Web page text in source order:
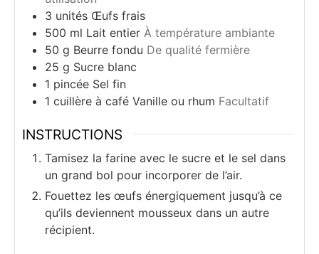
3 unités Œufs frais
500 ml Lait entier À température ambiante
50 g Beurre fondu De qualité fermière
25 g Sucre blanc
1 pincée Sel fin
1 cuillère à café Vanille ou rhum Facultatif
INSTRUCTIONS
Tamisez la farine avec le sucre et le sel dans
un grand bol pour incorporer de l’air.
Fouettez les œufs énergiquement jusqu’à ce
qu’ils deviennent mousseux dans un autre
récipient.